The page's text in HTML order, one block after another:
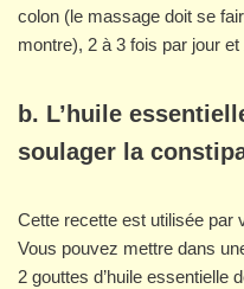
colon (le massage doit se
montre), 2 à 3 fois par jour
b. L’huile
soulager la
Cette recette est utilisée par
Vous pouvez mettre dans
2 gouttes d’huile essentielle